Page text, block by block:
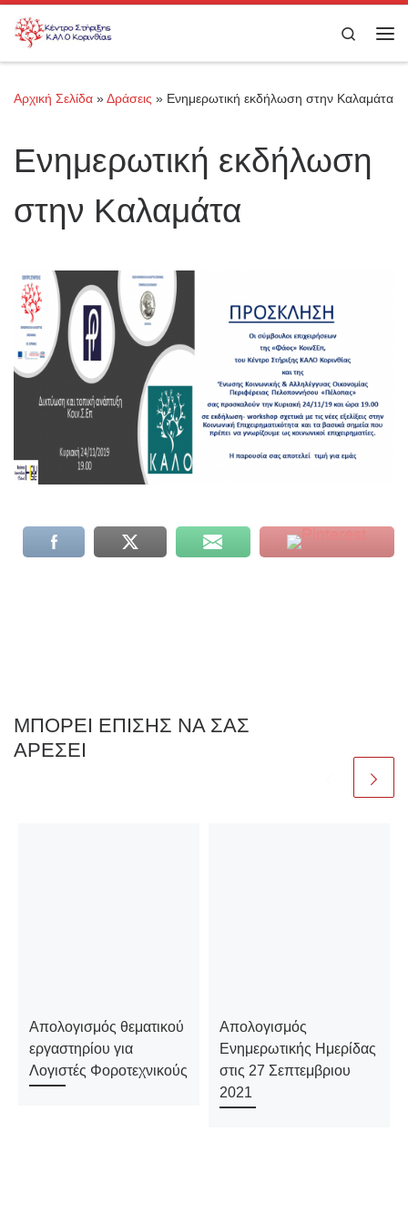
Μετάβαση στο περιεχόμενο
Search
Αρχική Σελίδα »Δράσεις » Ενημερωτική εκδήλωση στην Καλαμάτα
Ενημερωτική εκδήλωση
στην Καλαμάτα
ΜΠΟΡΕΊ ΕΠΊΣΗΣ ΝΑ ΣΑΣ
ΑΡΈΣΕΙ
Απολογισμός θεματικού
εργαστηρίου για
Λογιστές Φοροτεχνικούς
Απολογισμός
Ενημερωτικής Ημερίδας
στις 27 Σεπτεμβριου
2021